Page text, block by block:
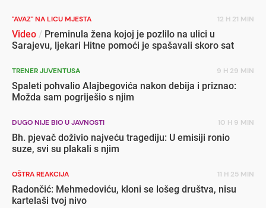
"AVAZ" NA LICU MJESTA 12 H 21 MIN
Video / Preminula žena kojoj je pozlilo na ulici u
Sarajevu, ljekari Hitne pomoći je spašavali skoro sat
TRENER JUVENTUSA 9 H 29 MIN
Spaleti pohvalio Alajbegovića nakon debija i priznao:
Možda sam pogriješio s njim
DUGO NIJE BIO U JAVNOSTI 10 H 9 MIN
Bh. pjevač doživio najveću tragediju: U emisiji ronio
suze, svi su plakali s njim
OŠTRA REAKCIJA 11 H 25 MIN
Radončić: Mehmedoviću, kloni se lošeg društva, nisu
kartelaši tvoj nivo